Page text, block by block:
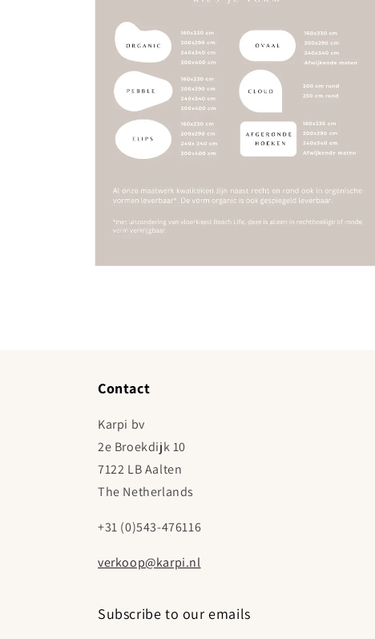
Contact
Karpi bv
2e Broekdijk 10
7122 LB Aalten
The Netherlands
+31 (0)543-476116
verkoop@karpi.nl
Subscribe to our emails